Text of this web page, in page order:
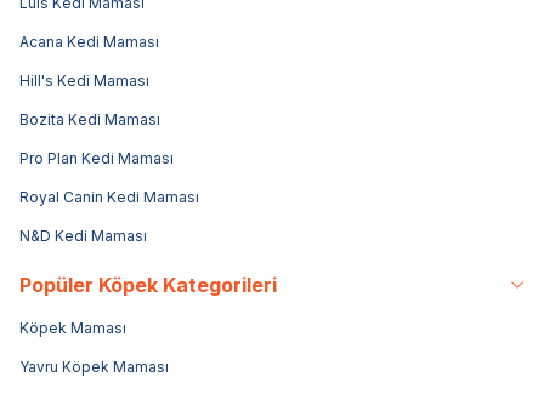
Acana Kedi Maması
Hill's Kedi Maması
Bozita Kedi Maması
Pro Plan Kedi Maması
Royal Canin Kedi Maması
N&D Kedi Maması
Popüler Köpek Kategorileri
Köpek Maması
Yavru Köpek Maması